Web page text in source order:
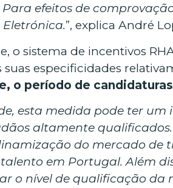
efeitos de
”, explica André
o sistema de incentivos
suas especificidades
o período de
esta medida pode ter
altamente
do mercado de
em Portugal. Além
o nível de qualificação